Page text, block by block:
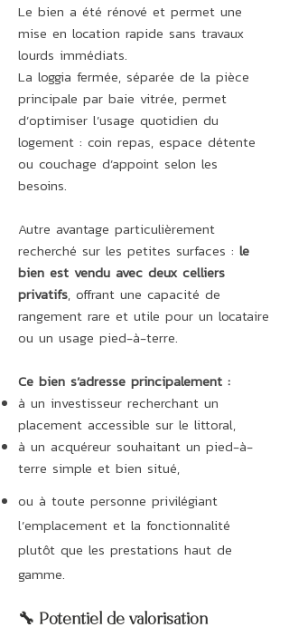
Le bien a été rénové et permet une
mise en location rapide sans travaux
lourds immédiats.
La loggia fermée, séparée de la pièce
principale par baie vitrée, permet
d’optimiser l’usage quotidien du
logement : coin repas, espace détente
ou couchage d’appoint selon les
besoins.
Autre avantage particulièrement
recherché sur les petites surfaces : le
bien est vendu avec deux celliers
privatifs, offrant une capacité de
rangement rare et utile pour un locataire
ou un usage pied-à-terre.
Ce bien s’adresse principalement :
à un investisseur recherchant un
placement accessible sur le littoral,
à un acquéreur souhaitant un pied-à-
terre simple et bien situé,
ou à toute personne privilégiant
l’emplacement et la fonctionnalité
plutôt que les prestations haut de
gamme.
🔧 Potentiel de valorisation